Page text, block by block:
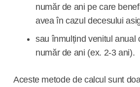
număr de ani pe care
avea în cazul decesului
sau înmulțind venitul anual
număr de ani (ex. 2-3 ani).
Aceste metode de calcul sunt